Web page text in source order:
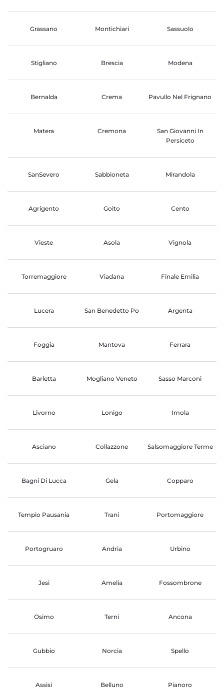
Grassano Montichiari Sassuolo
Stigliano Brescia Modena
Bernalda Crema Pavullo Nel Frignano
Matera Cremona
San Giovanni In
Persiceto
SanSevero Sabbioneta Mirandola
Agrigento Goito Cento
Vieste Asola Vignola
Torremaggiore Viadana Finale Emilia
Lucera San Benedetto Po Argenta
Foggia Mantova Ferrara
Barletta Mogliano Veneto Sasso Marconi
Livorno Lonigo Imola
Asciano Collazzone Salsomaggiore Terme
Bagni Di Lucca Gela Copparo
Tempio Pausania Trani Portomaggiore
Portogruaro Andria Urbino
Jesi Amelia Fossombrone
Osimo Terni Ancona
Gubbio Norcia Spello
Assisi Belluno Pianoro